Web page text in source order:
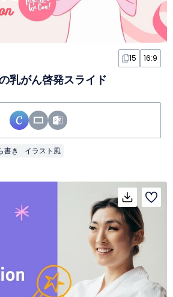
15 16:9
乳がん啓発スライド
書き イラスト風